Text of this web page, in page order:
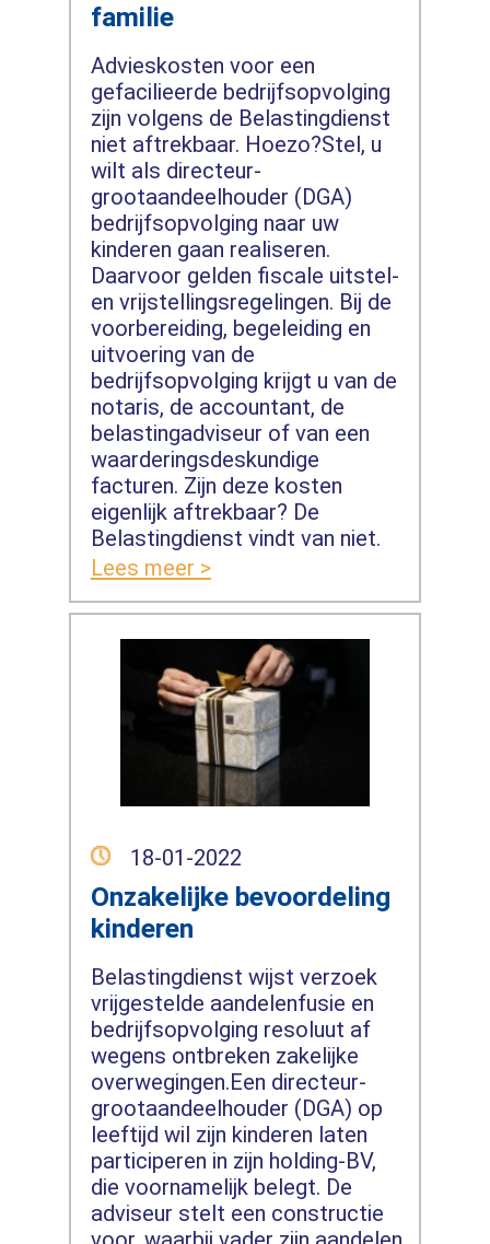
familie
Advieskosten voor een
gefacilieerde bedrijfsopvolging
zijn volgens de Belastingdienst
niet aftrekbaar. Hoezo?Stel, u
wilt als directeur-
grootaandeelhouder (DGA)
bedrijfsopvolging naar uw
kinderen gaan realiseren.
Daarvoor gelden fiscale uitstel-
en vrijstellingsregelingen. Bij de
voorbereiding, begeleiding en
uitvoering van de
bedrijfsopvolging krijgt u van de
notaris, de accountant, de
belastingadviseur of van een
waarderingsdeskundige
facturen. Zijn deze kosten
eigenlijk aftrekbaar? De
Belastingdienst vindt van niet.
Lees meer >
18-01-2022
Onzakelijke bevoordeling
kinderen
Belastingdienst wijst verzoek
vrijgestelde aandelenfusie en
bedrijfsopvolging resoluut af
wegens ontbreken zakelijke
overwegingen.Een directeur-
grootaandeelhouder (DGA) op
leeftijd wil zijn kinderen laten
participeren in zijn holding-BV,
die voornamelijk belegt. De
adviseur stelt een constructie